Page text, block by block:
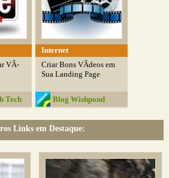
VÃ­
Tech
Internet
Criar Bons VÃ­deos em
Sua Landing Page
Blog Wishpond
Links em Destaque: